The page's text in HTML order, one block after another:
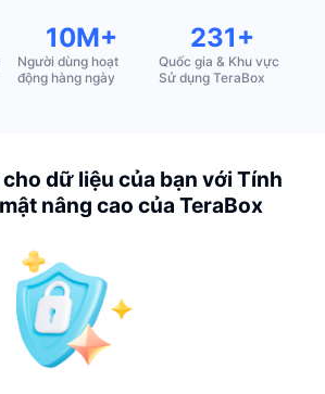
10M+
Người dùng hoạt
động hàng ngày
231+
Quốc gia & Khu vực
Sử dụng TeraBox
dữ liệu của bạn với Tính
nâng cao của TeraBox